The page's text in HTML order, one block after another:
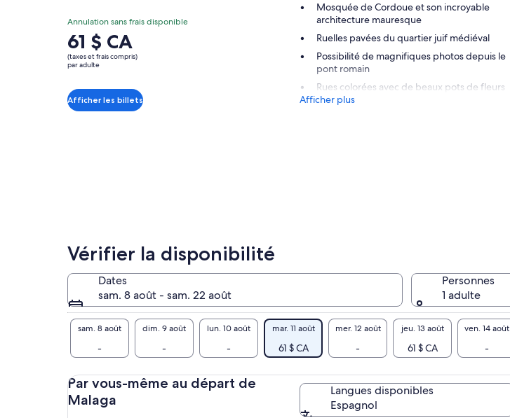
7.67.6 sur 10
Bien
Afficher
les 32 avis
Annulation sans frais disponible
Le
prix
est
par
adulte
61 $ CA
(taxes et frais compris)
par adulte
Afficher les billets
Mosquée de Cordoue et son incroyable
architecture mauresque
Ruelles pavées du quartier juif médiéval
Possibilité de magnifiques photos depuis le
pont romain
Rues colorées avec de beaux pots de fleurs
Afficher plus
Vérifier la disponibilité
Dates
sam. 8 août - sam. 22 août
Personnes
1 adulte
sam. 8 août
-
dim. 9 août
-
lun. 10 août
-
mar. 11 août
61 $ CA
mer. 12 août
-
jeu. 13 août
61 $ CA
ven. 14 août
-
Par vous-même au départ de
Malaga
Langues disponibles
Espagnol